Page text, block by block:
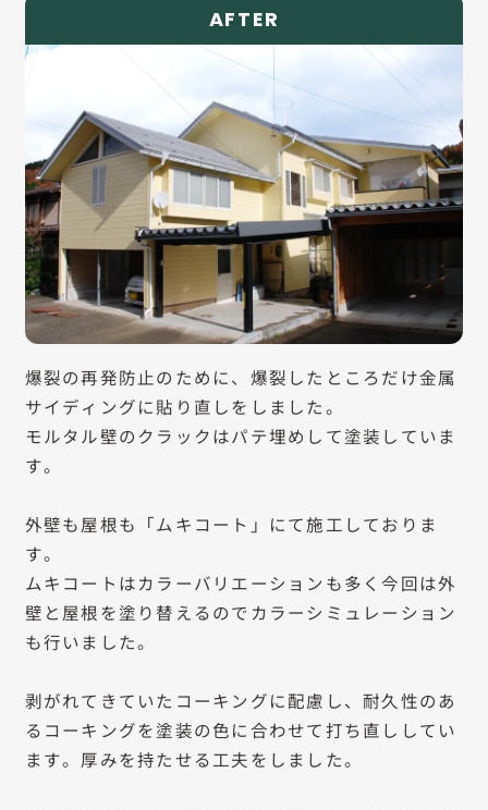
AFTER
爆裂の再発防止のために、爆裂したところだけ金属
サイディングに貼り直しをしました。
モルタル壁のクラックはパテ埋めして塗装していま
す。
外壁も屋根も「ムキコート」にて施工しておりま
す。
ムキコートはカラーバリエーションも多く今回は外
壁と屋根を塗り替えるのでカラーシミュレーション
も行いました。
剥がれてきていたコーキングに配慮し、耐久性のあ
るコーキングを塗装の色に合わせて打ち直ししてい
ます。厚みを持たせる工夫をしました。